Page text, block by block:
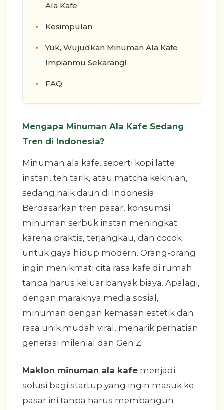
Ala Kafe
Kesimpulan
Yuk, Wujudkan Minuman Ala Kafe
Impianmu Sekarang!
FAQ
Mengapa Minuman Ala Kafe Sedang
Tren di Indonesia?
Minuman ala kafe, seperti kopi latte
instan, teh tarik, atau matcha kekinian,
sedang naik daun di Indonesia.
Berdasarkan tren pasar, konsumsi
minuman serbuk instan meningkat
karena praktis, terjangkau, dan cocok
untuk gaya hidup modern. Orang-orang
ingin menikmati cita rasa kafe di rumah
tanpa harus keluar banyak biaya. Apalagi,
dengan maraknya media sosial,
minuman dengan kemasan estetik dan
rasa unik mudah viral, menarik perhatian
generasi milenial dan Gen Z.
Maklon minuman ala kafe menjadi
solusi bagi startup yang ingin masuk ke
pasar ini tanpa harus membangun